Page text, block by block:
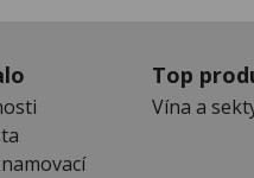
Top
Vína a